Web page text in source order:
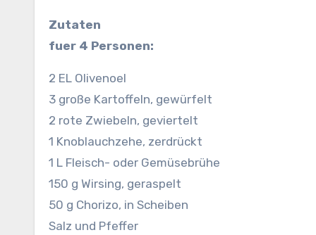
Zutaten
fuer 4 Personen:
2 EL Olivenoel
3 große Kartoffeln, gewürfelt
2 rote Zwiebeln, geviertelt
1 Knoblauchzehe, zerdrückt
1 L Fleisch- oder Gemüsebrühe
150 g Wirsing, geraspelt
50 g Chorizo, in Scheiben
Salz und Pfeffer